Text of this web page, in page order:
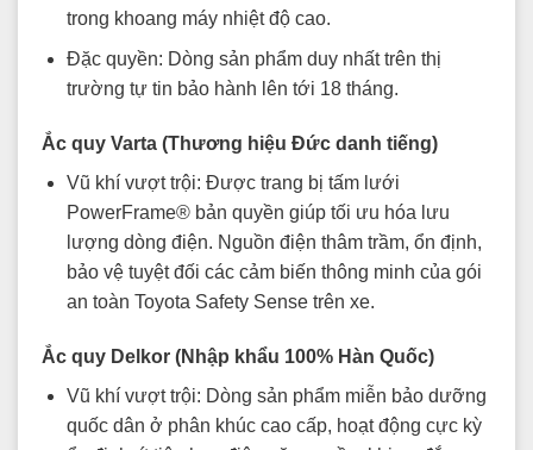
trong khoang máy nhiệt độ cao.
Đặc quyền: Dòng sản phẩm duy nhất trên thị
trường tự tin bảo hành lên tới 18 tháng.
Ắc quy Varta (Thương hiệu Đức danh tiếng)
Vũ khí vượt trội: Được trang bị tấm lưới
PowerFrame® bản quyền giúp tối ưu hóa lưu
lượng dòng điện. Nguồn điện thâm trầm, ổn định,
bảo vệ tuyệt đối các cảm biến thông minh của gói
an toàn Toyota Safety Sense trên xe.
Ắc quy Delkor (Nhập khẩu 100% Hàn Quốc)
Vũ khí vượt trội: Dòng sản phẩm miễn bảo dưỡng
quốc dân ở phân khúc cao cấp, hoạt động cực kỳ